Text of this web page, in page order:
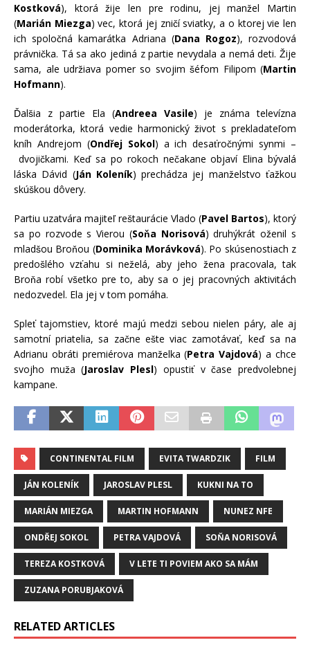
Kostková), ktorá žije len pre rodinu, jej manžel Martin
(Marián Miezga) vec, ktorá jej zničí sviatky, a o ktorej vie len
ich spoločná kamarátka Adriana (Dana Rogoz), rozvodová
právnička. Tá sa ako jediná z partie nevydala a nemá deti. Žije
sama, ale udržiava pomer so svojim šéfom Filipom (Martin
Hofmann).
Ďalšia z partie Ela (Andreea Vasile) je známa televízna
moderátorka, ktorá vedie harmonický život s prekladateľom
kníh Andrejom (Ondřej Sokol) a ich desaťročnými synmi –
dvojičkami. Keď sa po rokoch nečakane objaví Elina bývalá
láska Dávid (Ján Koleník) prechádza jej manželstvo ťažkou
skúškou dôvery.
Partiu uzatvára majiteľ reštaurácie Vlado (Pavel Bartos), ktorý
sa po rozvode s Vierou (Soňa Norisová) druhýkrát oženil s
mladšou Broňou (Dominika Morávková). Po skúsenostiach z
predošlého vzťahu si neželá, aby jeho žena pracovala, tak
Broňa robí všetko pre to, aby sa o jej pracovných aktivitách
nedozvedel. Ela jej v tom pomáha.
Spleť tajomstiev, ktoré majú medzi sebou nielen páry, ale aj
samotní priatelia, sa začne ešte viac zamotávať, keď sa na
Adrianu obráti premiérova manželka (Petra Vajdová) a chce
svojho muža (Jaroslav Plesl) opustiť v čase predvolebnej
kampane.
CONTINENTAL FILM EVITA TWARDZIK FILM
JÁN KOLENÍK JAROSLAV PLESL KUKNI NA TO
MARIÁN MIEZGA MARTIN HOFMANN NUNEZ NFE
ONDŘEJ SOKOL PETRA VAJDOVÁ SOŇA NORISOVÁ
TEREZA KOSTKOVÁ V LETE TI POVIEM AKO SA MÁM
ZUZANA PORUBJAKOVÁ
RELATED ARTICLES